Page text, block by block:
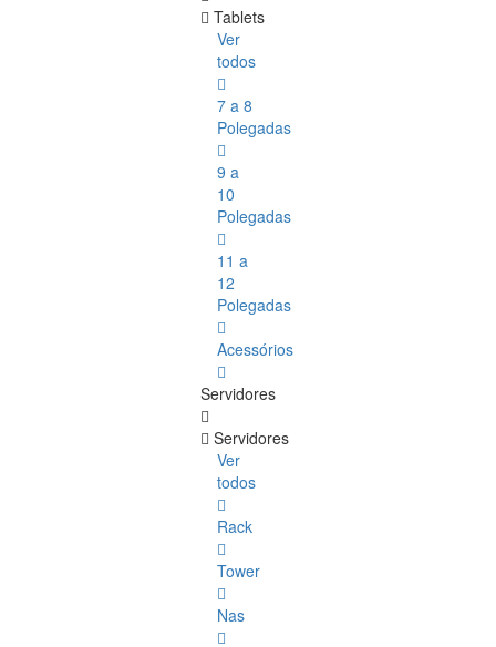
Tablets
Ver
todos
7 a 8
Polegadas
9 a
10
Polegadas
11 a
12
Polegadas
Acessórios
Servidores
Servidores
Ver
todos
Rack
Tower
Nas